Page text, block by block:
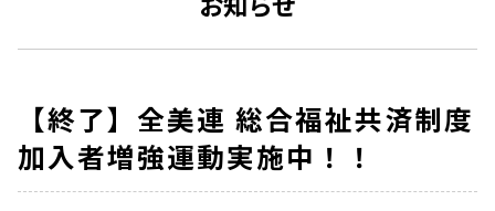
【終了】全美連 総合福祉共済制度
加入者増強運動実施中！！